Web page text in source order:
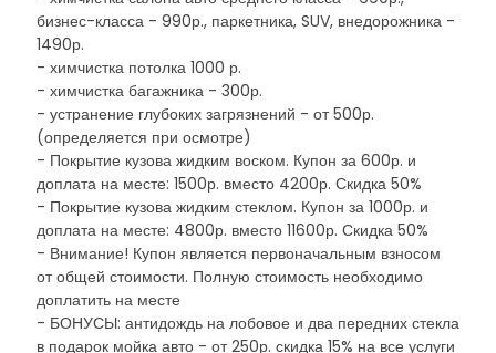
бизнес-класса - 990р., паркетника, SUV, внедорожника -
1490р.
- химчистка потолка 1000 р.
- химчистка багажника - 300р.
- устранение глубоких загрязнений - от 500р.
(определяется при осмотре)
- Покрытие кузова жидким воском. Купон за 600р. и
доплата на месте: 1500р. вместо 4200р. Скидка 50%
- Покрытие кузова жидким стеклом. Купон за 1000р. и
доплата на месте: 4800р. вместо 11600р. Скидка 50%
- Внимание! Купон является первоначальным взносом
от общей стоимости. Полную стоимость необходимо
доплатить на месте
- БОНУСЫ: антидождь на лобовое и два передних стекла
в подарок мойка авто - от 250р. скидка 15% на все услуги